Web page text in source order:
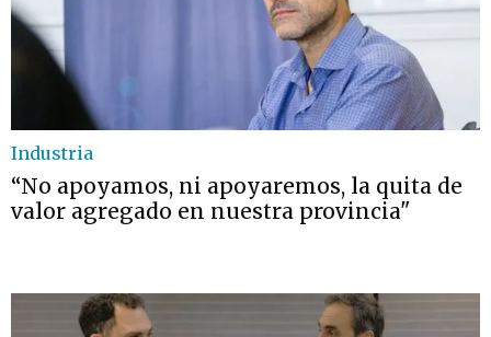
Industria
“No apoyamos, ni apoyaremos, la quita de
valor agregado en nuestra provincia"